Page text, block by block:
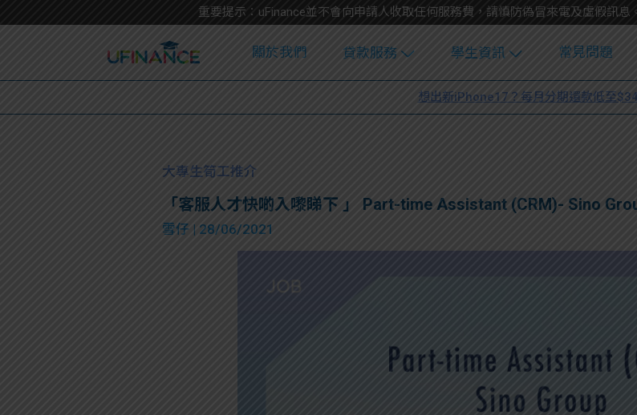
重要提示：uFinance並不會向申請人收取任何服務費，請慎防偽冒來電及虛假訊
關於我們
貸款服務
學生貸款
大學生學費
貸款計數
學生資訊
Blog
大專生筍
Exchang
學生貸款
101
常見問題
想出新iPhone17？每月分期還款低至
大專生筍工推介
「客服人才快啲入嚟睇下 」 Part-time Assistant (CRM)- Sino
雪仔 | 28/06/2021